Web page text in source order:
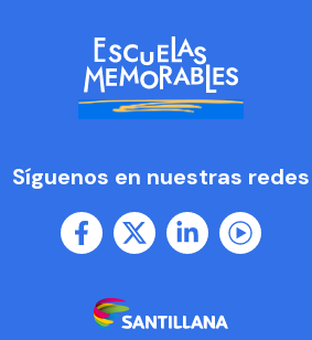
Síguenos en nuestras redes